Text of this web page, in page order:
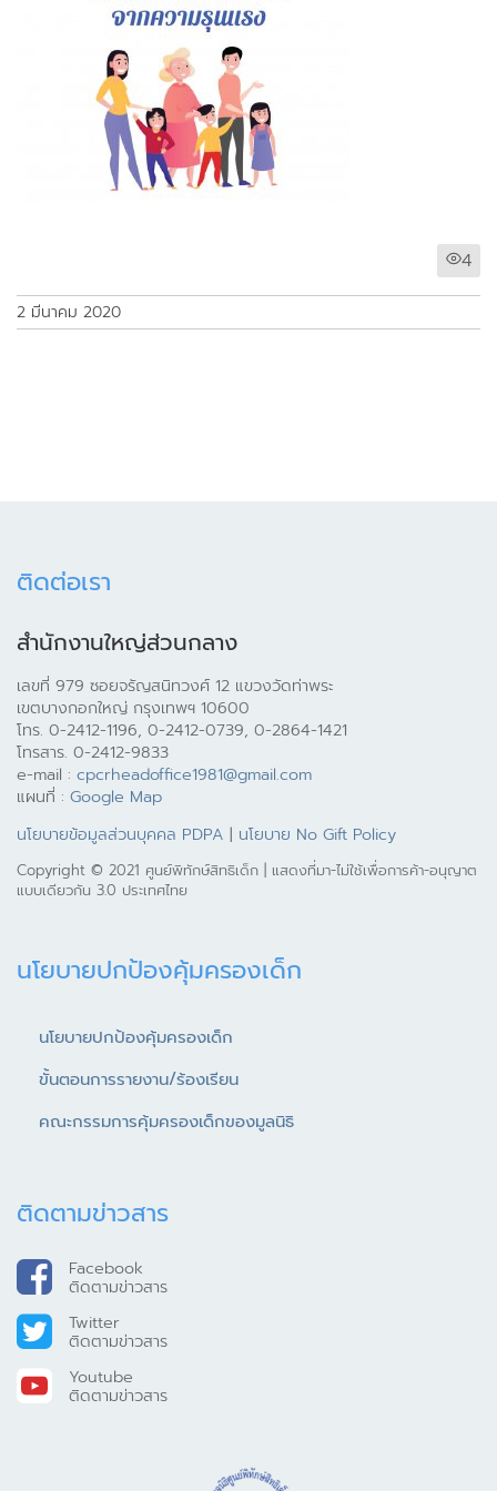
4
2 มีนาคม 2020
ติดต่อเรา
สำนักงานใหญ่ส่วนกลาง
เลขที่ 979 ซอยจรัญสนิทวงศ์ 12 แขวงวัดท่าพระ
เขตบางกอกใหญ่ กรุงเทพฯ 10600
โทร. 0-2412-1196, 0-2412-0739, 0-2864-1421
โทรสาร. 0-2412-9833
e-mail : cpcrheadoffice1981@gmail.com
แผนที่ : Google Map
นโยบายข้อมูลส่วนบุคคล PDPA | นโยบาย No Gift Policy
Copyright © 2021 ศูนย์พิทักษ์สิทธิเด็ก | แสดงที่มา-ไม่ใช้เพื่อการค้า-อนุญาต
แบบเดียวกัน 3.0 ประเทศไทย
นโยบายปกป้องคุ้มครองเด็ก
นโยบายปกป้องคุ้มครองเด็ก
ขั้นตอนการรายงาน/ร้องเรียน
คณะกรรมการคุ้มครองเด็กของมูลนิธิ
ติดตามข่าวสาร
Facebook
ติดตามข่าวสาร
Twitter
ติดตามข่าวสาร
Youtube
ติดตามข่าวสาร